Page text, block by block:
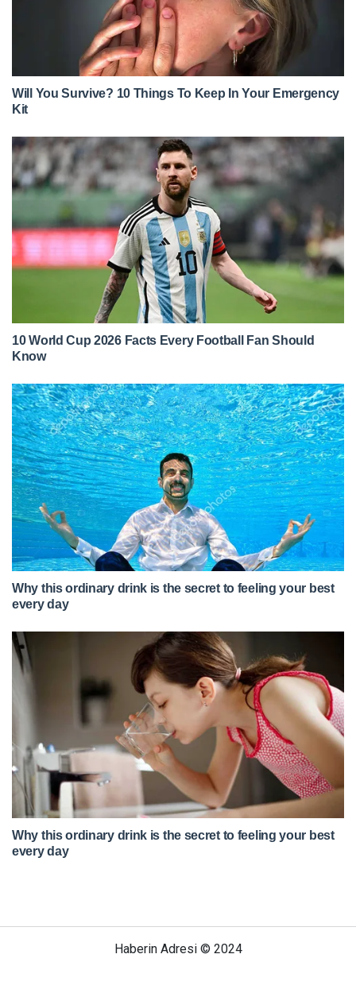
Haberin Adresi © 2024